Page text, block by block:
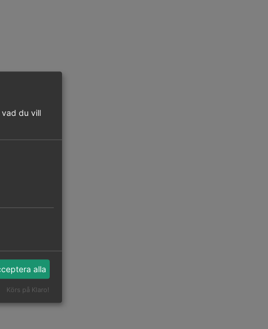
vad du vill
alla
Körs på Klaro!